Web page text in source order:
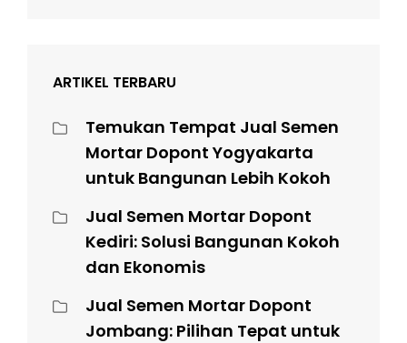
ARTIKEL TERBARU
Temukan Tempat Jual Semen
Mortar Dopont Yogyakarta
untuk Bangunan Lebih Kokoh
Jual Semen Mortar Dopont
Kediri: Solusi Bangunan Kokoh
dan Ekonomis
Jual Semen Mortar Dopont
Jombang: Pilihan Tepat untuk